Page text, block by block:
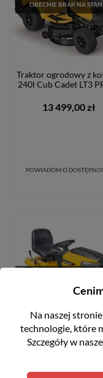
OBECNIE BRAK NA
Traktor ogrodowy z
240l Cub Cadet LT3
13 499,00 zł
POWIADOM O
Traktorek ogrodowy
bez kosza Cub Cadet
Na naszej
technologie, które
Szczegóły w